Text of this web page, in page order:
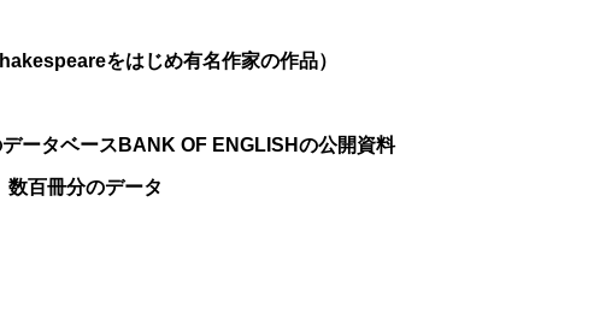
をはじめ有名作家の作品）
ータベースBANK OF ENGLISHの公開資料
百冊分のデータ